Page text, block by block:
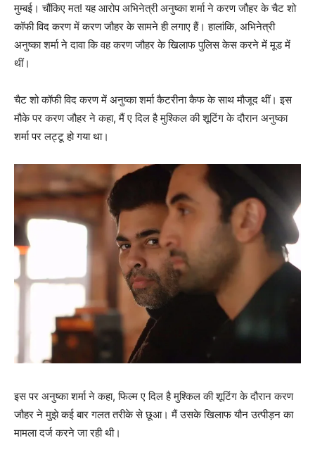
मुम्‍बई। चौंकिए मत! यह आरोप अभिनेत्री अनुष्‍का शर्मा ने करण जौहर के चैट शो
कॉफी विद करण में करण जौहर के सामने ही लगाए हैं। हालांकि, अभिनेत्री
अनुष्‍का शर्मा ने दावा कि वह करण जौहर के खिलाफ पुलिस केस करने में मूड में
थीं।
चैट शो कॉफी विद करण में अनुष्‍का शर्मा कैटरीना कैफ के साथ मौजूद थीं। इस
मौके पर करण जौहर ने कहा, मैं ए दिल है मुश्‍किल की शूटिंग के दौरान अनुष्‍का
शर्मा पर लट्टू हो गया था।
इस पर अनुष्‍का शर्मा ने कहा, फिल्‍म ए दिल है मुश्‍किल की शूटिंग के दौरान करण
जौहर ने मुझे कई बार गलत तरीके से छूआ। मैं उसके खिलाफ यौन उत्‍पीड़न का
मामला दर्ज करने जा रही थी।